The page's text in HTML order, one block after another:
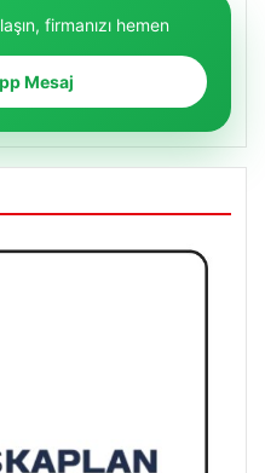
firmanızı hemen
Mesaj